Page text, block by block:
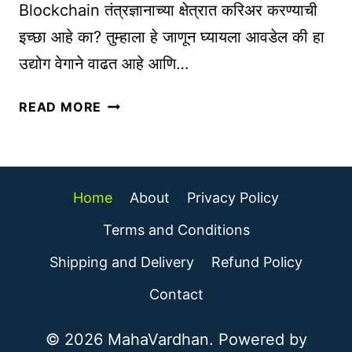
O
D
C
S
R
I
O
द
ने
को
ती
ती
नि
डा
?
Blockchain तंत्रज्ञानाच्या क्षेत्रात करिअर करण्याची
इच्छा आहे का? तुम्हाला हे जाणून घ्यायला आवडेल की हा
उद्योग वेगाने वाढत आहे आणि…
READ MORE ब्लॉ
न
त्र
ज्ञा
ती
रि
Home About
Privacy Policy
Terms and Conditions
Shipping and Delivery
Refund Policy
Contact
© 2026 MahaVardhan. Powered by